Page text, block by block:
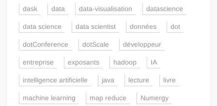
dask data data-visualisation datascience
data science data scientist données dot
dotConference dotScale développeur
entreprise exposants hadoop IA
intelligence artificielle java lecture livre
machine learning map reduce Numergy